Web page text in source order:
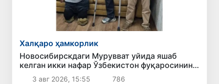
Халқаро ҳамкорлик
Новосибирскдаги Мурувват уйида яшаб
келган икки нафар Ўзбекистон фуқаросининг
ҳужжатлари тикланди
3 авг 2026, 15:55 786